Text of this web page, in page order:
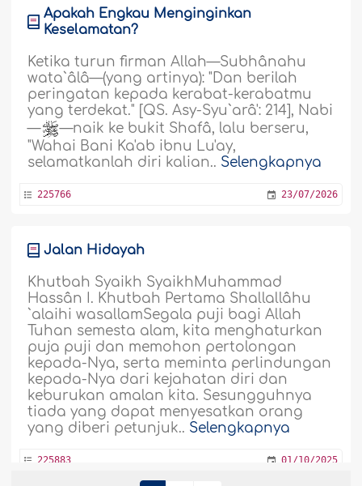
Apakah Engkau Menginginkan
Keselamatan?
Ketika turun firman Allah—Subhânahu
wata`âlâ—(yang artinya): "Dan berilah
peringatan kepada kerabat-kerabatmu
yang terdekat." [QS. Asy-Syu`arâ': 214], Nabi
—
—naik ke bukit Shafâ, lalu berseru,
"Wahai Bani Ka'ab ibnu Lu'ay,
selamatkanlah diri kalian.. Selengkapnya
225766 23/07/2026
Jalan Hidayah
Khutbah Syaikh SyaikhMuhammad
Hassân I. Khutbah Pertama Shallallâhu
`alaihi wasallamSegala puji bagi Allah
Tuhan semesta alam, kita menghaturkan
puja puji dan memohon pertolongan
kepada-Nya, serta meminta perlindungan
kepada-Nya dari kejahatan diri dan
keburukan amalan kita. Sesungguhnya
tiada yang dapat menyesatkan orang
yang diberi petunjuk.. Selengkapnya
225883 01/10/2025